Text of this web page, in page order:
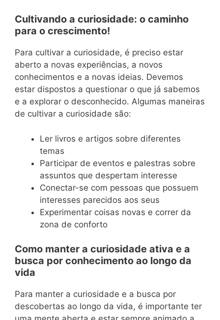
Cultivando a curiosidade: o caminho
para o crescimento!
Para cultivar a curiosidade, é preciso estar
aberto a novas experiências, a novos
conhecimentos e a novas ideias. Devemos
estar dispostos a questionar o que já sabemos
e a explorar o desconhecido. Algumas maneiras
de cultivar a curiosidade são:
Ler livros e artigos sobre diferentes
temas
Participar de eventos e palestras sobre
assuntos que despertam interesse
Conectar-se com pessoas que possuem
interesses parecidos aos seus
Experimentar coisas novas e correr da
zona de conforto
Como manter a curiosidade ativa e a
busca por conhecimento ao longo da
vida
Para manter a curiosidade e a busca por
descobertas ao longo da vida, é importante ter